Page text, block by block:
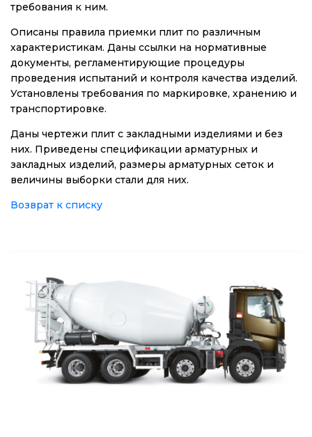
требования к ним.
Описаны правила приемки плит по различным
характеристикам. Даны ссылки на нормативные
документы, регламентирующие процедуры
проведения испытаний и контроля качества изделий.
Установлены требования по маркировке, хранению и
транспортировке.
Даны чертежи плит с закладными изделиями и без
них. Приведены спецификации арматурных и
закладных изделий, размеры арматурных сеток и
величины выборки стали для них.
Возврат к списку